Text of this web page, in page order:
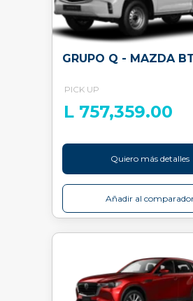
GRUPO Q - MAZDA
PICK UP
L 757,359.00
Quiero más detalles
Añadir al